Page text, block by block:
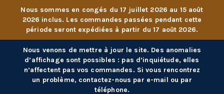
Nous sommes en congés du 17 juillet 2026 au 15 août
2026 inclus. Les commandes passées pendant cette
période seront expédiées à partir du 17 août 2026.
Nous venons de mettre à jour le site. Des anomalies
d’affichage sont possibles : pas d’inquiétude, elles
n’affectent pas vos commandes. Si vous rencontrez
un problème, contactez-nous par e-mail ou par
téléphone.